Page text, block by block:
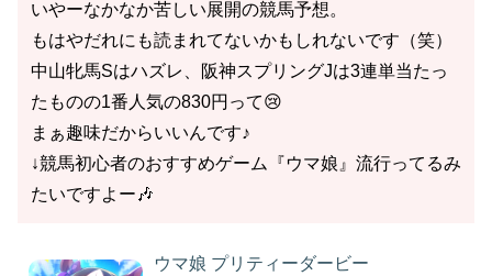
いやーなかなか苦しい展開の競馬予想。
もはやだれにも読まれてないかもしれないです（笑）
中山牝馬Sはハズレ、阪神スプリングJは3連単当たっ
たものの1番人気の830円って😢
まぁ趣味だからいいんです♪
↓競馬初心者のおすすめゲーム『ウマ娘』流行ってるみ
たいですよー🎶
ウマ娘 プリティーダービー